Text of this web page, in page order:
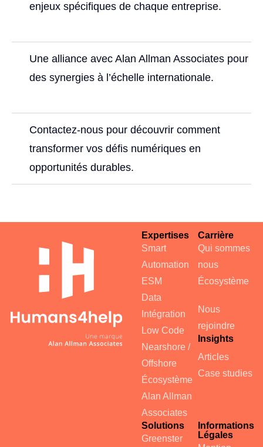
enjeux spécifiques de chaque entreprise.
Une alliance avec Alan Allman Associates pour
des synergies à l’échelle internationale.
Contactez-nous pour découvrir comment
transformer vos défis numériques en
opportunités durables.
Expertises
Smart
Automation
ESM
Data
Intégration
Low Code
Nearshore /
Offshore
Écosystème
Alan Allman
Associates
Carrière
Qui sommes
nous
Écosystème
Nous
rejoindre
Insights
Articles
Case studies
Solutions
Greenster
Informations
Légales